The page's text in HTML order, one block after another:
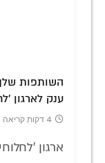
השותפות
ענק לארגון
4 דקות קריאה
ארגון